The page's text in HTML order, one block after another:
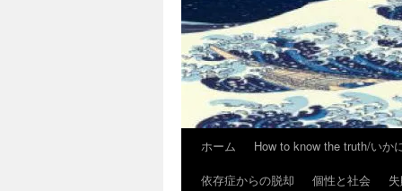
ホーム
How to know the truth/いか
依存症からの脱却
個性と社会